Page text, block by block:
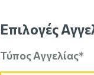
Επιλογές
Τύπος Αγγελίας*